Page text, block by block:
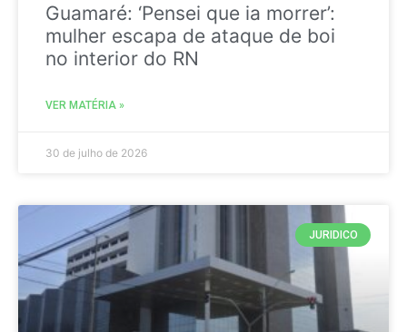
Guamaré: ‘Pensei que ia morrer’:
mulher escapa de ataque de boi
no interior do RN
VER MATÉRIA »
30 de julho de 2026
JURIDICO